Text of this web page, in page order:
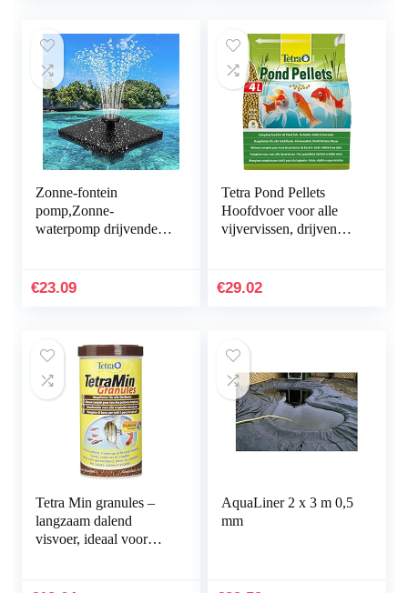
Zonne-fontein
pomp,Zonne-
waterpomp drijvende
Draagbare Zonne-
€23.09
Tetra Pond Pellets
Hoofdvoer voor alle
vijvervissen, drijvende
zak
€29.02
Tetra Min granules –
langzaam dalend
visvoer, ideaal voor
AquaLiner 2 x 3 m 0,5
mm